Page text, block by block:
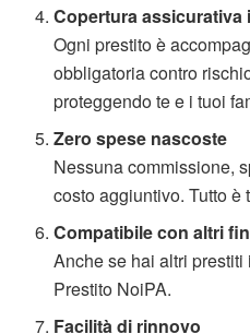
Copertura assicurativa
Ogni prestito è
obbligatoria contro
proteggendo te e i tuoi
Zero spese nascoste
Nessuna commissione,
costo aggiuntivo. Tutto è
Compatibile con altri
Anche se hai altri
Prestito NoiPA.
Facilità di rinnovo